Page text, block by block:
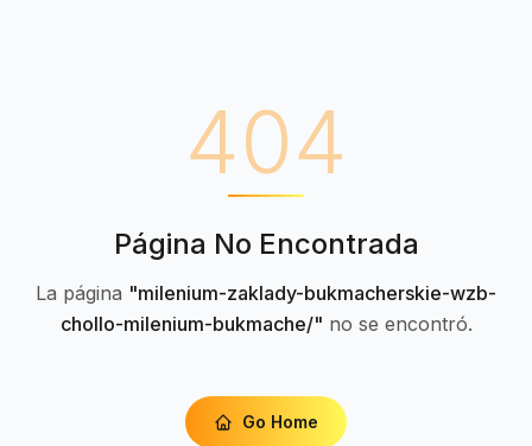
404
Página No Encontrada
La página "milenium-zaklady-bukmacherskie-wzb-
chollo-milenium-bukmache/" no se encontró.
Go Home